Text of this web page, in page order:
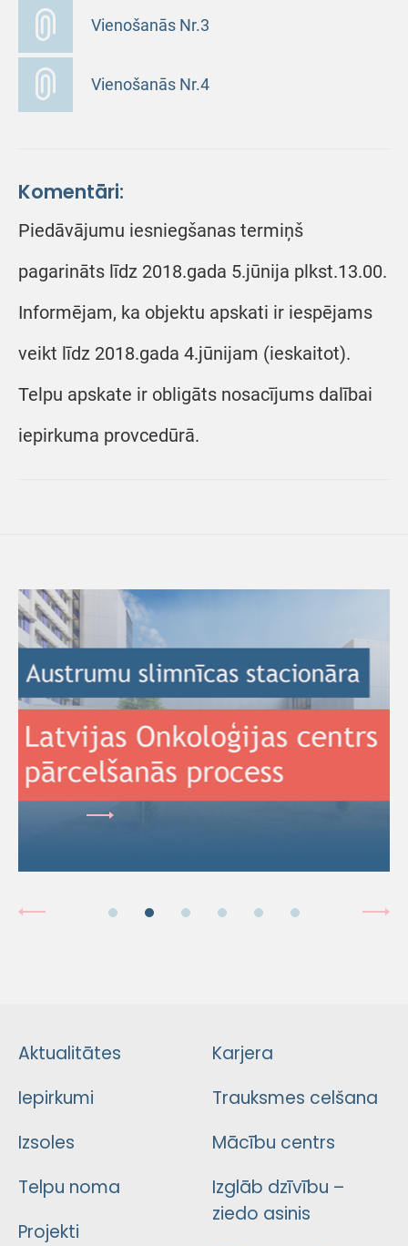
Vienošanās Nr.3
Vienošanās Nr.4
Komentāri:
Piedāvājumu iesniegšanas termiņš
pagarināts līdz 2018.gada 5.jūnija plkst.13.00.
Informējam, ka objektu apskati ir iespējams
veikt līdz 2018.gada 4.jūnijam (ieskaitot).
Telpu apskate ir obligāts nosacījums dalībai
iepirkuma provcedūrā.
Aktualitātes
Iepirkumi
Izsoles
Telpu noma
Projekti
Karjera
Trauksmes celšana
Mācību centrs
Izglāb dzīvību –
ziedo asinis